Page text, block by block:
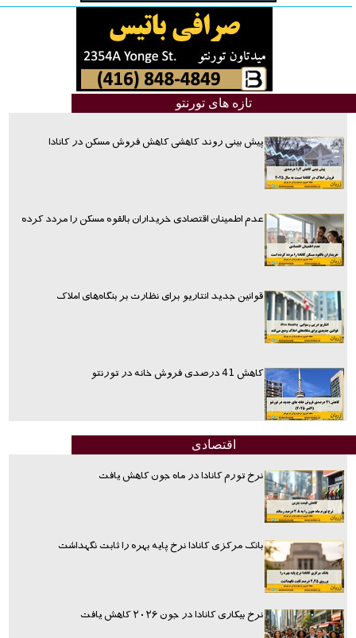
تازه های تورنتو
پیش بینی روند کاهشی کاهش فروش مسکن در کانادا
عدم اطمینان اقتصادی خریداران بالقوه مسکن را مردد کرده
قوانین جدید انتاریو برای نظارت بر بنگاه‌های املاک
کاهش 41 درصدی فروش خانه در تورنتو
اقتصادی
نرخ تورم کانادا در ماه جون کاهش یافت
بانک مرکزی کانادا نرخ پایه بهره را ثابت نگهداشت
نرخ بیکاری کانادا در جون ۲۰۲۶ کاهش یافت